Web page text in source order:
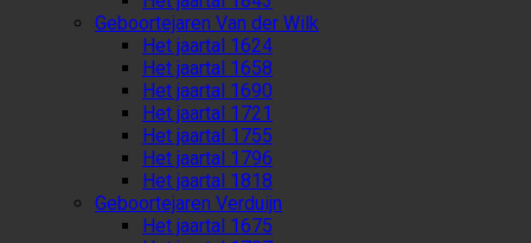
Geboortejaren Van der Wilk
Het jaartal 1624
Het jaartal 1658
Het jaartal 1690
Het jaartal 1721
Het jaartal 1755
Het jaartal 1796
Het jaartal 1818
Geboortejaren Verduijn
Het jaartal 1675